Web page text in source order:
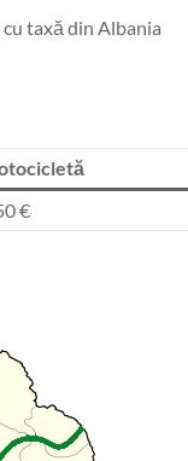
taxă din Albania
€